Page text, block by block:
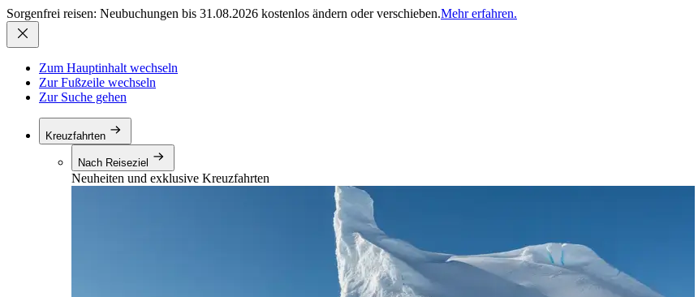
Sorgenfrei reisen: Neubuchungen bis 31.08.2026 kostenlos ändern oder verschieben.Mehr erfahren.
Zum Hauptinhalt wechseln
Zur Fußzeile wechseln
Zur Suche gehen
Kreuzfahrten
Nach Reiseziel
Neuheiten und exklusive Kreuzfahrten